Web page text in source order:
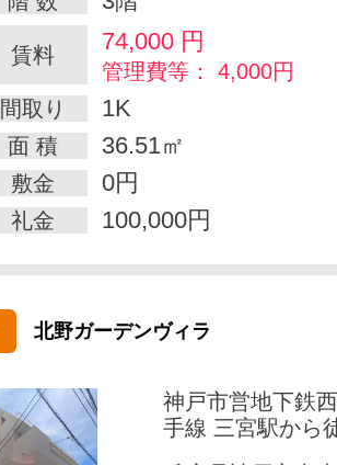
賃料 74,000 円
管理費等： 4,000円
間取り
1K
面 積 36.51㎡
敷金 0円
礼金 100,000円
北野ガーデンヴィラ
神戸市営地下鉄
手線 三宮駅から